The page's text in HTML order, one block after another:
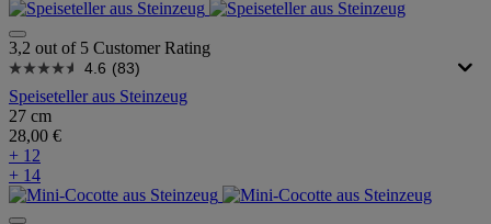
3,2 out of 5 Customer Rating
4.6 (83)
Speiseteller aus Steinzeug
27 cm
28,00 €
+ 12
+ 14